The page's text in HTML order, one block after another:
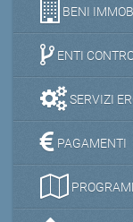
BENI
ENTI
SERVIZI
PAGAMENTI